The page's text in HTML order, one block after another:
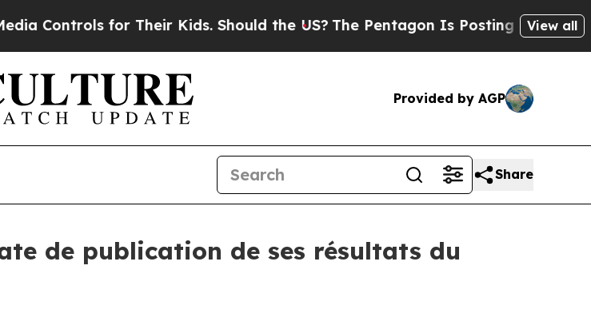
for Their Kids. Should the US?The Pentagon Is Posting CrypticView all
Provided by AGP
Share
de publication de ses résultats du